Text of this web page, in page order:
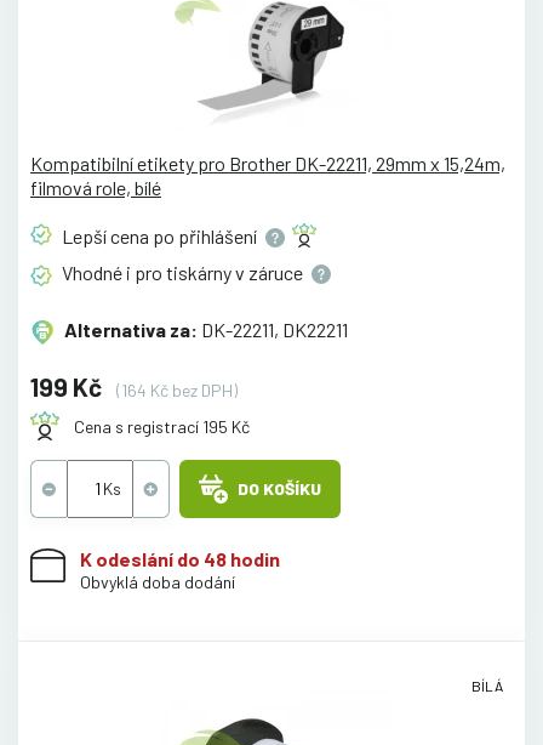
Kompatibilní etikety pro Brother DK-22211, 29mm x 15,24m,
filmová role, bílé
Lepší cena po přihlášení
Vhodné i pro tiskárny v záruce
Alternativa za: DK-22211, DK22211
199 Kč
(164 Kč bez DPH)
Cena s registrací 195 Kč
DO KOŠÍKU
K odeslání do 48 hodin
Obvyklá doba dodání
BÍLÁ